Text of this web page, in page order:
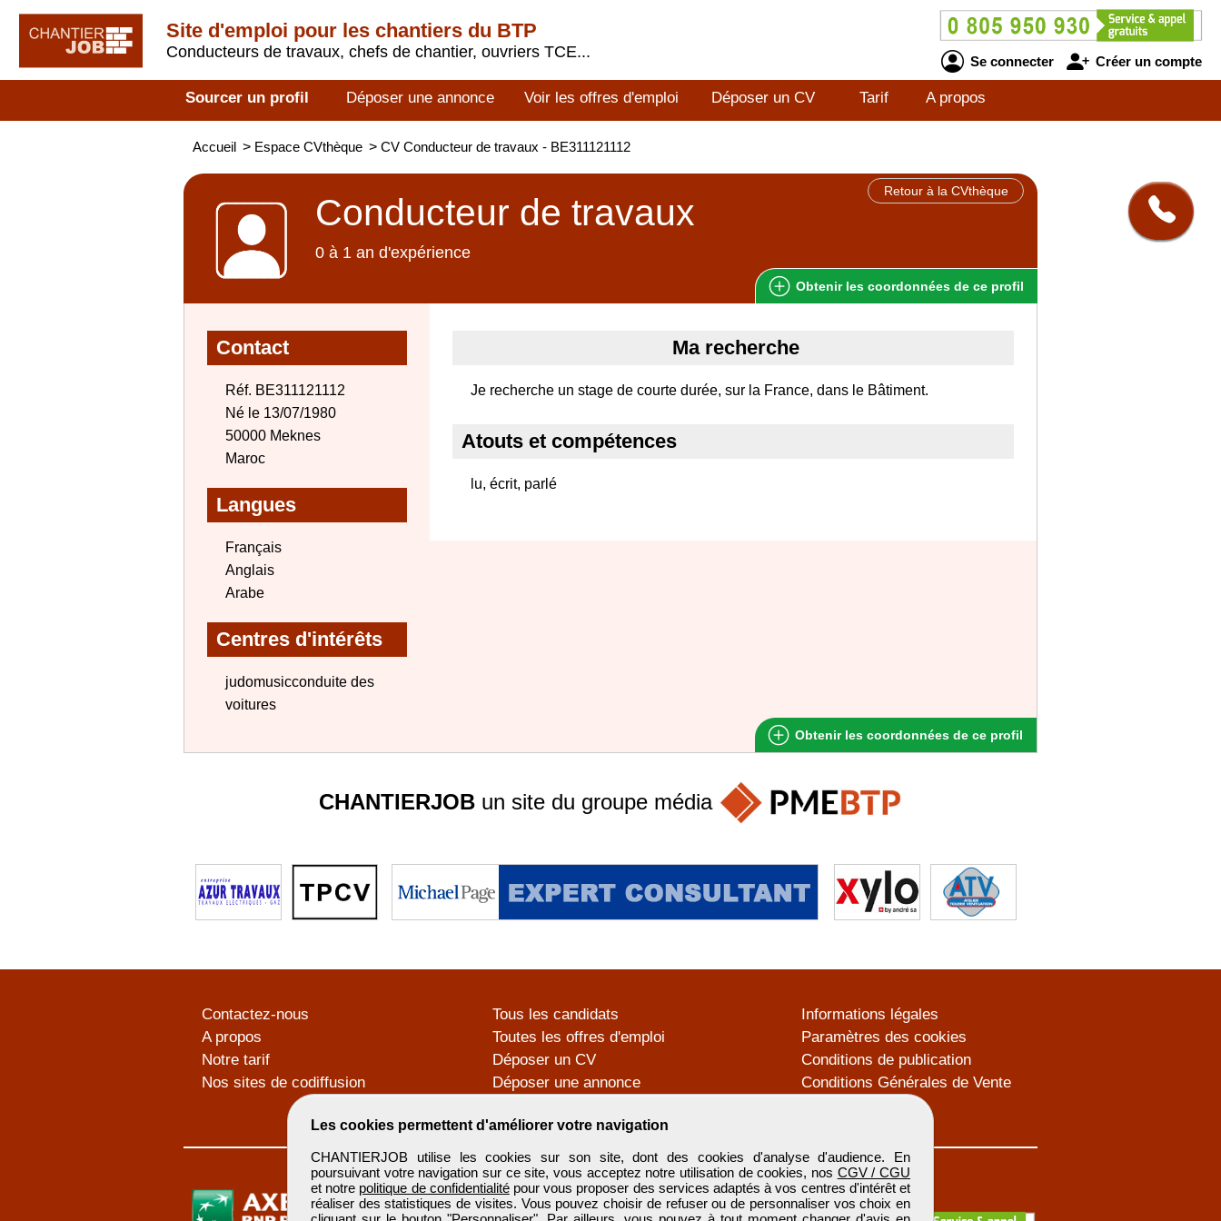
Site d'emploi pour les chantiers du BTP
Conducteurs de travaux, chefs de chantier, ouvriers TCE...
Se connecter Créer un compte
Sourcer un profil Déposer une annonce Voir les offres d'emploi Déposer un CV Tarif A propos
Accueil > Espace CVthèque > CV Conducteur de travaux - BE311121112
Retour à la CVthèque
Conducteur de travaux
0 à 1 an d'expérience
Obtenir les coordonnées de ce profil
Contact
Réf. BE311121112
Né le 13/07/1980
50000 Meknes
Maroc
Langues
Français
Anglais
Arabe
Centres d'intérêts
judomusicconduite des
voitures
Ma recherche
Je recherche un stage de courte durée, sur la France, dans le Bâtiment.
Atouts et compétences
lu, écrit, parlé
Obtenir les coordonnées de ce profil
Les cookies permettent d'améliorer votre navigation
CHANTIERJOB utilise les cookies sur son site, dont des cookies d'analyse d'audience. En
poursuivant votre navigation sur ce site, vous acceptez notre utilisation de cookies, nos CGV / CGU
et notre politique de confidentialitépour vous proposer des services adaptés à vos centres d'intérêt et
réaliser des statistiques de visites. Vous pouvez choisir de refuser ou de personnaliser vos choix en
CHANTIERJOBun site du groupe média
Contactez-nous
A propos
Notre tarif
Nos sites de codiffusion
Tous les candidats
Toutes les offres d'emploi
Déposer un CV
Déposer une annonce
Informations légales
Paramètres des cookies
Conditions de publication
Conditions Générales de Vente